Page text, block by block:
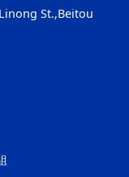
St.,Beitou